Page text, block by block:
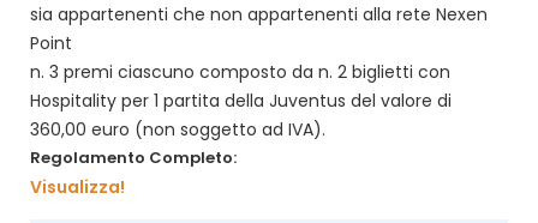
sia appartenenti che non appartenenti alla rete Nexen
Point
n. 3 premi ciascuno composto da n. 2 biglietti con
Hospitality per 1 partita della Juventus del valore di
360,00 euro (non soggetto ad IVA).
Regolamento Completo:
Visualizza!